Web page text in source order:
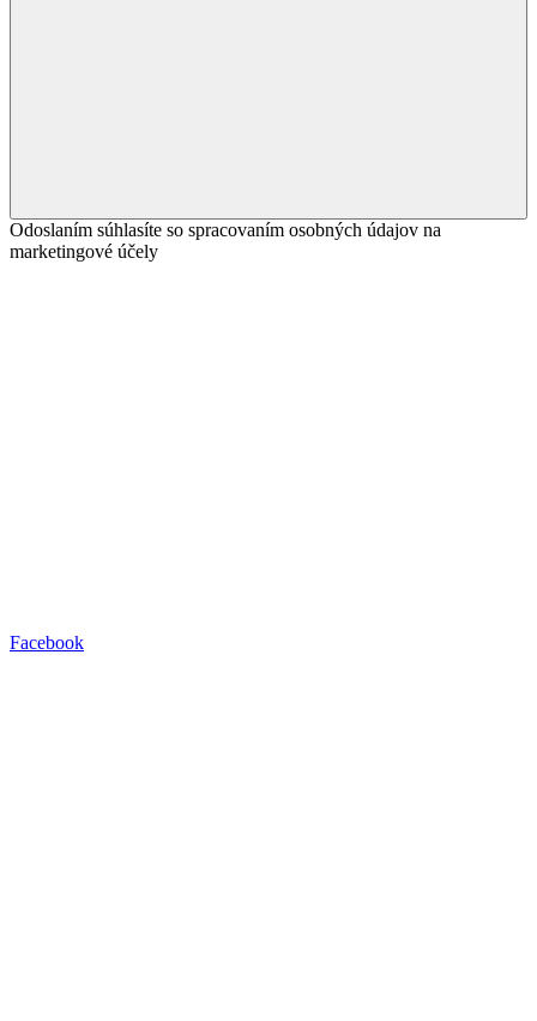
Odoslaním súhlasíte so spracovaním osobných údajov na
marketingové účely
Facebook